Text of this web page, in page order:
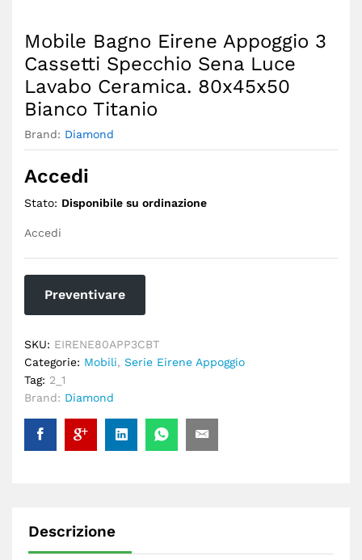
Mobile Bagno Eirene Appoggio 3
Cassetti Specchio Sena Luce
Lavabo Ceramica. 80x45x50
Bianco Titanio
Brand: Diamond
Accedi
Stato: Disponibile su ordinazione
Accedi
Preventivare
SKU: EIRENE80APP3CBT
Categorie: Mobili, Serie Eirene Appoggio
Tag: 2_1
Brand: Diamond
Descrizione